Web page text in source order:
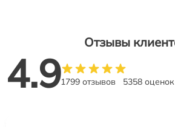
Отзывы
4.91799 отзывов 5358 оценок